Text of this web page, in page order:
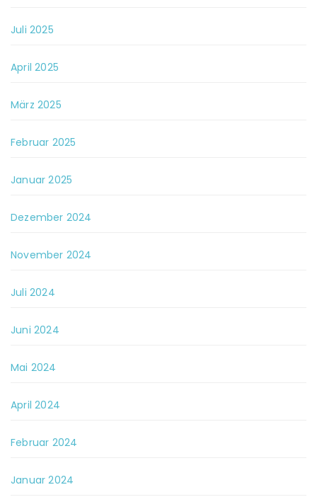
Juli 2025
April 2025
März 2025
Februar 2025
Januar 2025
Dezember 2024
November 2024
Juli 2024
Juni 2024
Mai 2024
April 2024
Februar 2024
Januar 2024